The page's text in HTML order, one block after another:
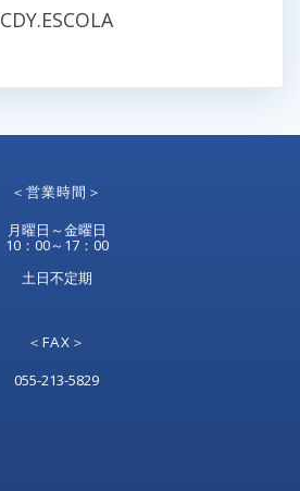
CDY.ESCOLA
＜営業時間＞
月曜日～金曜日
10：00～17：00
土日不定期
＜FAX＞
055-213-5829